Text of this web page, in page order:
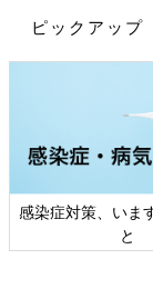
ピックアップ
ますぐできるこ